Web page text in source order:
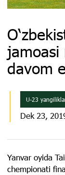
jamoasi
davom
U-23
Dek 23,
Yanvar oyida
chempionati